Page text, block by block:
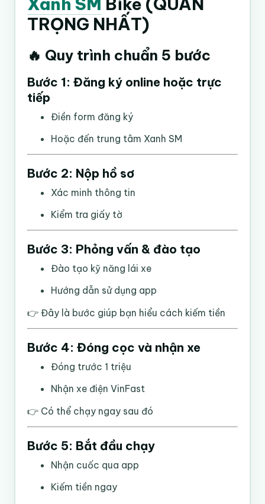
TRỌNG NHẤT)
🔥 Quy trình chuẩn 5 bước
Bước 1: Đăng ký online hoặc trực
tiếp
Điền form đăng ký
Hoặc đến trung tâm Xanh SM
Bước 2: Nộp hồ sơ
Xác minh thông tin
Kiểm tra giấy tờ
Bước 3: Phỏng vấn & đào tạo
Đào tạo kỹ năng lái xe
Hướng dẫn sử dụng app
👉 Đây là bước giúp bạn hiểu cách kiếm tiền
Bước 4: Đóng cọc và nhận xe
Đóng trước 1 triệu
Nhận xe điện VinFast
👉 Có thể chạy ngay sau đó
Bước 5: Bắt đầu chạy
Nhận cuốc qua app
Kiếm tiền ngay